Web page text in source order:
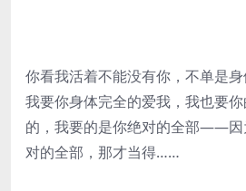
你看我活着不能没有你，不单是身
我要你身体完全的爱我，我也要
的，我要的是你绝对的全部——因
对的全部，那才当得……